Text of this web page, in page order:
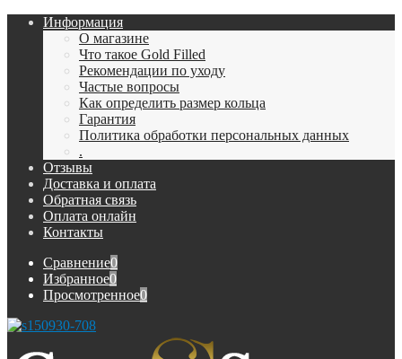
Информация
О магазине
Что такое Gold Filled
Рекомендации по уходу
Частые вопросы
Как определить размер кольца
Гарантия
Политика обработки персональных данных
.
Отзывы
Доставка и оплата
Обратная связь
Оплата онлайн
Контакты
Сравнение0
Избранное0
Просмотренное0